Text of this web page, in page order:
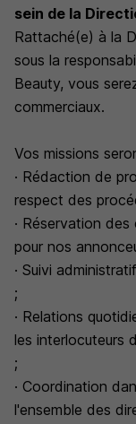
sein de la
Rattaché(e) à la
sous la
Beauty, vous
commerciaux.
Vos missions
· Rédaction de
respect des
· Réservation
pour nos
· Suivi
;
· Relations
les interlocuteurs
;
· Coordination
l'ensemble des